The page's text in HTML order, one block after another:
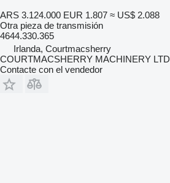
ARS 3.124.000 EUR 1.807 ≈ US$ 2.088
Otra pieza de transmisión
4644.330.365
Irlanda, Courtmacsherry
COURTMACSHERRY MACHINERY LTD
Contacte con el vendedor